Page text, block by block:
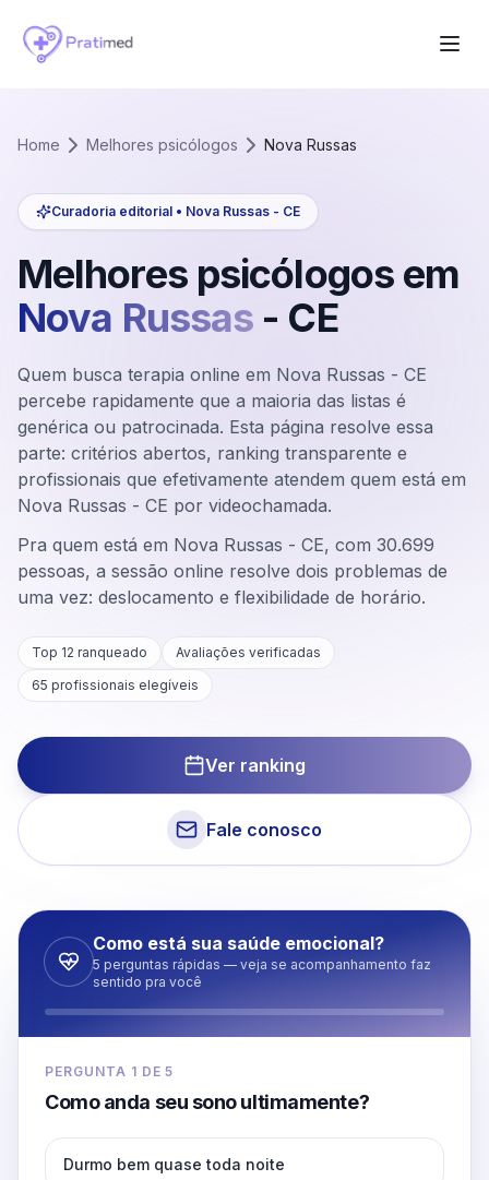
Home Melhores psicólogos Nova Russas
Curadoria editorial • Nova Russas - CE
Melhores psicólogos em
Nova Russas - CE
Quem busca terapia online em Nova Russas - CE
percebe rapidamente que a maioria das listas é
genérica ou patrocinada. Esta página resolve essa
parte: critérios abertos, ranking transparente e
profissionais que efetivamente atendem quem está em
Nova Russas - CE por videochamada.
Pra quem está em Nova Russas - CE, com 30.699
pessoas, a sessão online resolve dois problemas de
uma vez: deslocamento e flexibilidade de horário.
Top 12 ranqueado
Avaliações verificadas
65 profissionais elegíveis
Ver ranking
Fale conosco
Como está sua saúde emocional?
5 perguntas rápidas — veja se acompanhamento faz
sentido pra você
PERGUNTA 1 DE5
Como anda seu sono ultimamente?
Durmo bem quase toda noite